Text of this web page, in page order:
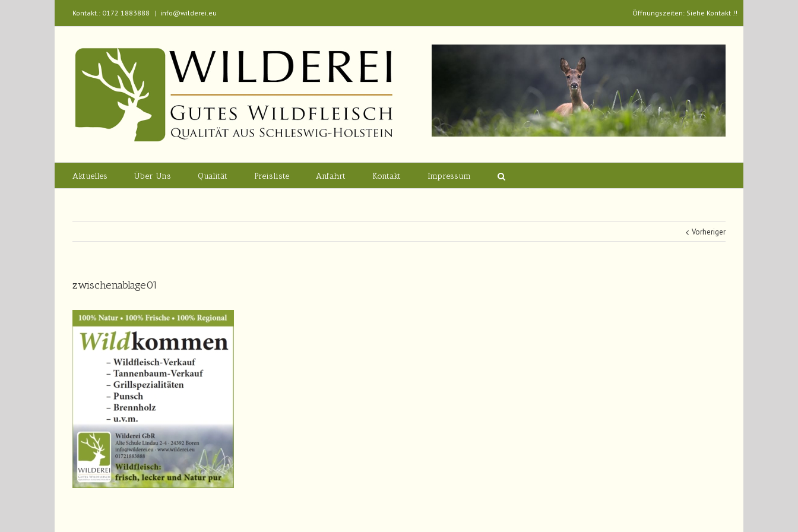
Kontakt.: 0172 1883888 Öffnungszeiten: Siehe Kontakt !!
| info@wilderei.eu
Aktuelles Über Uns Qualität Preisliste Anfahrt Kontakt Impressum
Vorheriger
zwischenablage01